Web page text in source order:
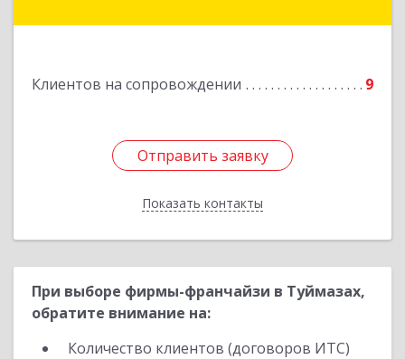
Клиентов на сопровождении 9
Отправить заявку
Показать контакты
Отправить заявку
Назад
При выборе фирмы-франчайзи в Туймазах,
обратите внимание на:
Количество клиентов (договоров ИТС)